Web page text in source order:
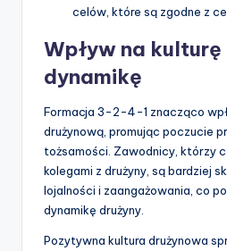
celów, które są zgodne z
Wpływ na
dynamikę
Formacja 3-2-4-1 znacząco
drużynową, promując poczucie
tożsamości. Zawodnicy, którzy
kolegami z drużyny, są bardziej
lojalności i zaangażowania, co
dynamikę drużyny.
Pozytywna kultura drużynowa